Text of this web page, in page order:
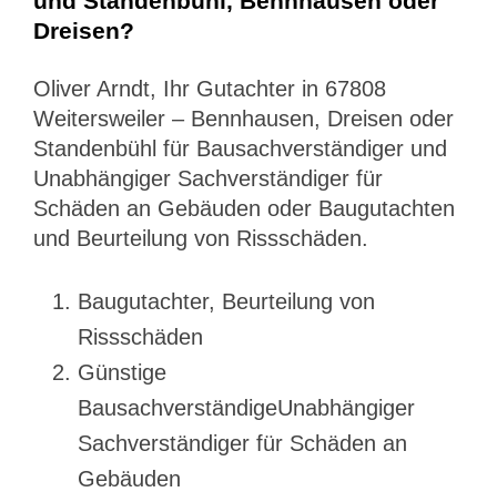
Dreisen?
Oliver Arndt, Ihr Gutachter in 67808
Weitersweiler – Bennhausen, Dreisen oder
Standenbühl für Bausachverständiger und
Unabhängiger Sachverständiger für
Schäden an Gebäuden oder Baugutachten
und Beurteilung von Rissschäden.
Baugutachter, Beurteilung von
Rissschäden
Günstige
BausachverständigeUnabhängiger
Sachverständiger für Schäden an
Gebäuden